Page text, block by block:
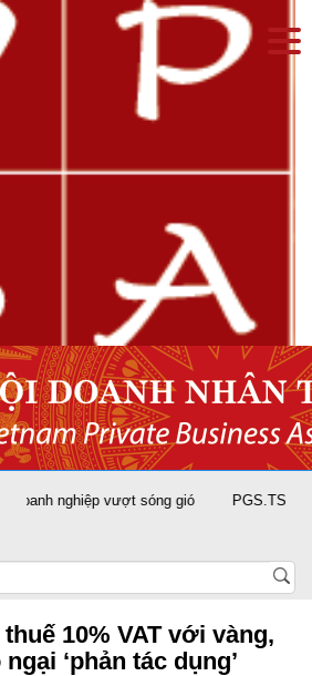
nghiệp vượt sóng gió PGS.TS Nguyễn
10% VAT với vàng,
‘phản tác dụng’